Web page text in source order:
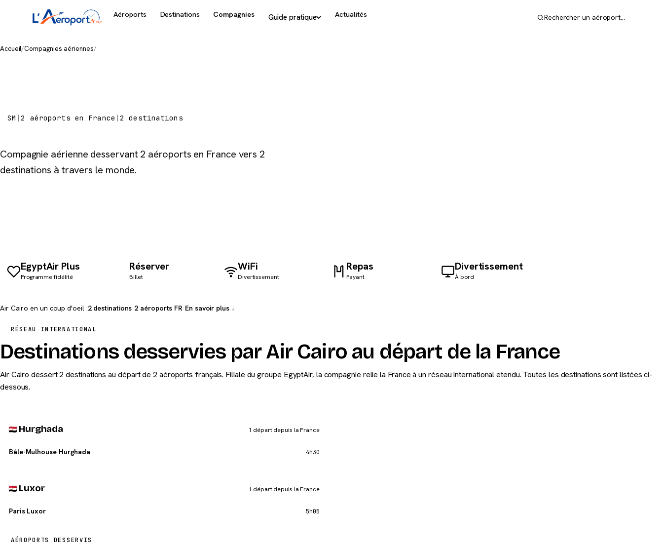
Aéroports Destinations Compagnies Guide pratique Actualités Rechercher un aéroport…
Accueil/Compagnies aériennes/
SM |2 aéroports en France |2 destinations
Compagnie aérienne desservant 2 aéroports en France vers 2
destinations à travers le monde.
EgyptAir Plus
Programme fidélité
Réserver
Billet
WiFi
Divertissement
Repas
Payant
Divertissement
À bord
Air Cairo en un coup d'oeil :2 destinations·2 aéroports FR·En savoir plus ↓
RÉSEAU INTERNATIONAL
Destinations desservies par Air Cairo au départ de la France
Air Cairo dessert 2 destinations au départ de 2 aéroports français. Filiale du groupe EgyptAir, la compagnie relie la France à un réseau international etendu. Toutes les destinations sont listées ci-
dessous.
Hurghada 1 départ depuis la France
Bâle-Mulhouse Hurghada 4h30
Luxor 1 départ depuis la France
Paris Luxor 5h05
AÉROPORTS DESSERVIS